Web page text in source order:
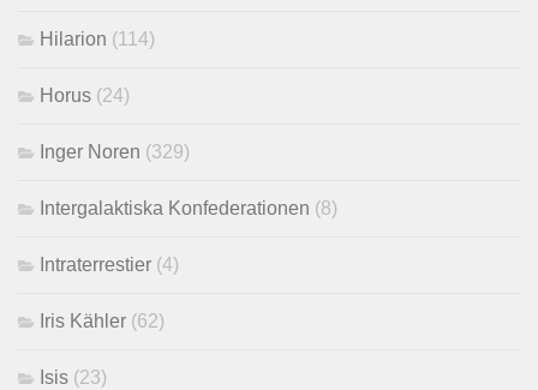
Hilarion (114)
Horus (24)
Inger Noren (329)
Intergalaktiska Konfederationen (8)
Intraterrestier (4)
Iris Kähler (62)
Isis (23)